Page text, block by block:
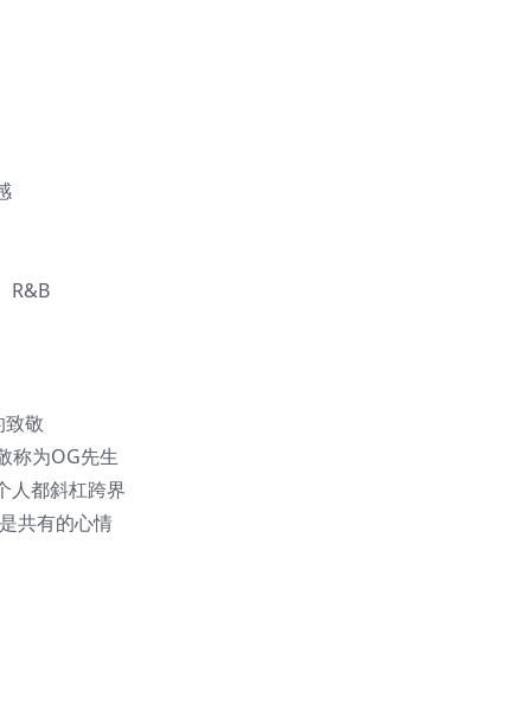
R&B
致敬
称为OG先生
人都斜杠跨界
共有的心情